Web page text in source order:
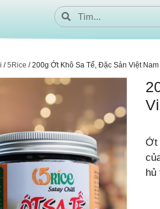
/5Rice / 200g Ớt Khô Sa Tế, Đặc Sản Việt
Ớt